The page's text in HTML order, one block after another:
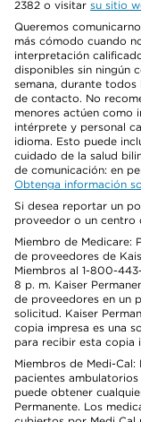
2382 o visitar su sitio
Queremos
más cómodo cuando
interpretación
disponibles sin ningún
semana, durante
de contacto. No
menores actúen como
intérprete y personal
idioma. Esto puede
cuidado de la salud
de comunicación: en
Obtenga información
Si desea reportar un
proveedor o un centro
Miembro de Medicare:
de proveedores de
Miembros al 1-800-
8 p. m. Kaiser
de proveedores en un
solicitud. Kaiser
copia impresa es una
para recibir esta copia
Miembros de Medi-
pacientes ambulatorios
puede obtener
Permanente. Los